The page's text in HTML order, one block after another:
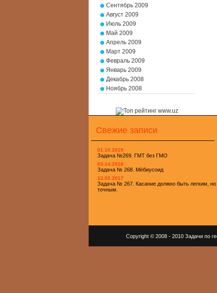
Сентябрь 2009
Август 2009
Июль 2009
Май 2009
Апрель 2009
Март 2009
Февраль 2009
Январь 2009
Декабрь 2008
Ноябрь 2008
Свежие записи
01.10.2019
Задача №269. ГМТ без ГМО
03.14.2018
Задача № 268. Мёбиусоид
12.05.2017
Задача № 267. Касание должно быть легким, но
точным.
Copyright © 2008 - 2010 Задачи по